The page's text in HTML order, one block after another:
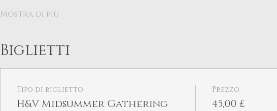
Mostra di più
Biglietti
Tipo di biglietto
H&V Midsummer Gathering
Prezzo
45,00 £